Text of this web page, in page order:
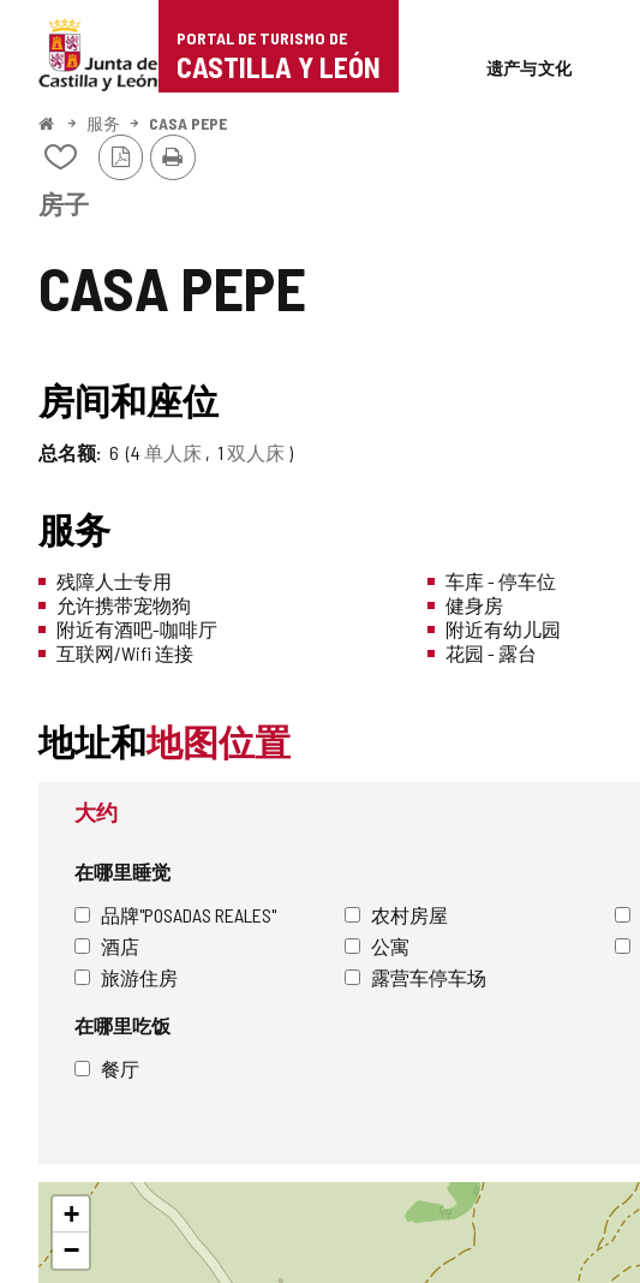
Portal
de
Turismo
Castilla
León
PORTAL DE TURISMO DE
CASTILLA Y LEÓN 遗产与文化
开
始
服务 CASA PEPE
CASA PEPE
从
的
笔
本
中
除
PDF
版
打
印
房子
房间和座位
总名额 6 4 单人床 1 双人床
服务
残障人士专用
允许携带宠物狗
附近有酒吧-咖啡厅
互联网/Wifi 连接
车库 - 停车位
健身房
附近有幼儿园
花园 - 露台
地址和地图位置
大约
在哪里睡觉
品牌"POSADAS REALES"
农村房屋
酒店
公寓
旅游住房
露营车停车场
在哪里吃饭
餐厅
跳
图
+
−